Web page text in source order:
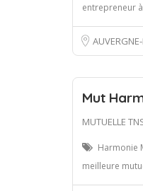
entrepreneur
Mut
MUTUELLE
Harmonie
meilleure